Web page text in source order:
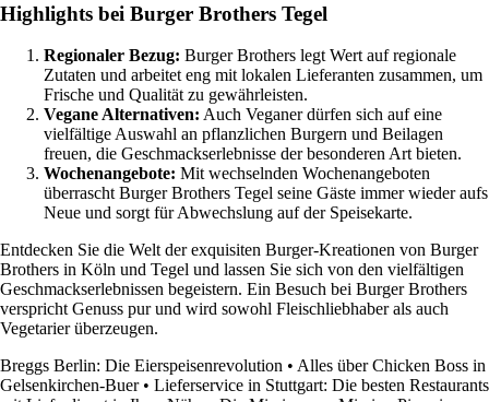
Highlights bei Burger Brothers Tegel
Regionaler Bezug: Burger Brothers legt Wert auf regionale
Zutaten und arbeitet eng mit lokalen Lieferanten zusammen, um
Frische und Qualität zu gewährleisten.
Vegane Alternativen: Auch Veganer dürfen sich auf eine
vielfältige Auswahl an pflanzlichen Burgern und Beilagen
freuen, die Geschmackserlebnisse der besonderen Art bieten.
Wochenangebote: Mit wechselnden Wochenangeboten
überrascht Burger Brothers Tegel seine Gäste immer wieder aufs
Neue und sorgt für Abwechslung auf der Speisekarte.
Entdecken Sie die Welt der exquisiten Burger-Kreationen von Burger
Brothers in Köln und Tegel und lassen Sie sich von den vielfältigen
Geschmackserlebnissen begeistern. Ein Besuch bei Burger Brothers
verspricht Genuss pur und wird sowohl Fleischliebhaber als auch
Vegetarier überzeugen.
Breggs Berlin: Die Eierspeisenrevolution • Alles über Chicken Boss in
Gelsenkirchen-Buer• Lieferservice in Stuttgart: Die besten Restaurants